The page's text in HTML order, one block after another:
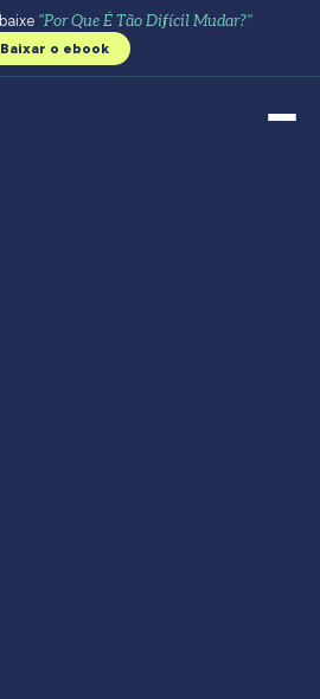
baixe "Por Que É Tão Difícil Mudar?"
Baixar o ebook